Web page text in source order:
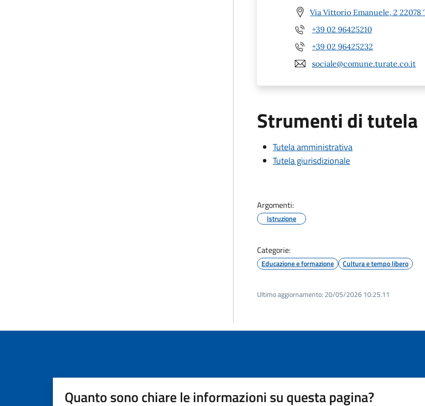
Via Vittorio Emanuele, 2 22078
+39 02 96425210
+39 02 96425232
sociale@comune.turate.co.it
Strumenti di tutela
Tutela amministrativa
Tutela giurisdizionale
Argomenti:
Istruzione
Categorie:
Educazione e formazione Cultura e tempo libero
Ultimo aggiornamento: 20/05/2026 10:25.11
Quanto sono chiare le informazioni su questa pagina?